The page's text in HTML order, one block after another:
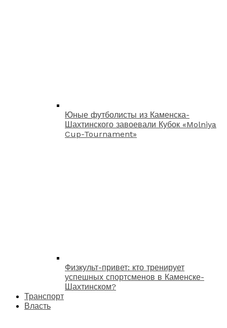
Юные футболисты из Каменска-
Шахтинского завоевали Кубок «Molniya
Cup-Tournament»
Физкульт-привет: кто тренирует
успешных спортсменов в Каменске-
Шахтинском?
Транспорт
Власть